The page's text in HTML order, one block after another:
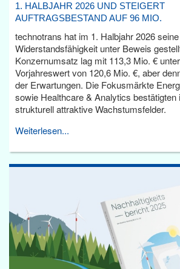
1. HALBJAHR 2026 UND STEIGERT
AUFTRAGSBESTAND AUF 96 MIO.
technotrans hat im 1. Halbjahr 2026
Widerstandsfähigkeit unter Beweis
Konzernumsatz lag mit 113,3 Mio. €
Vorjahreswert von 120,6 Mio. €, aber
der Erwartungen. Die Fokusmärkte
sowie Healthcare & Analytics bestätigten
strukturell attraktive Wachstumsfelder.
Weiterlesen...